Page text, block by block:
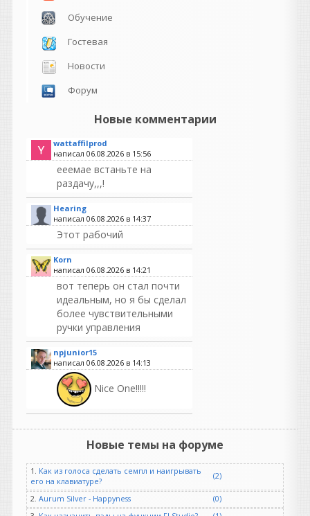
Обучение
Гостевая
Новости
Форум
Новые комментарии
wattaffilprod
написал 06.08.2026 в 15:56
ееемае встаньте на
раздачу,,,!
Hearing
написал 06.08.2026 в 14:37
Этот рабочий
Korn
написал 06.08.2026 в 14:21
вот теперь он стал почти
идеальным, но я бы сделал
более чувствительными
ручки управления
npjunior15
написал 06.08.2026 в 14:13
Nice One!!!!!
При экспорте(File-Export
Audio...) пишет DEMO, во
всем остальном вроде
робит, на стемы разбивает
и сохраняет!!! Странно!?
Новые темы на форуме
1. Как из голоса сделать семпл и наигрывать
его на клавиатуре?
(2)
2. Aurum Silver - Happyness
(0)